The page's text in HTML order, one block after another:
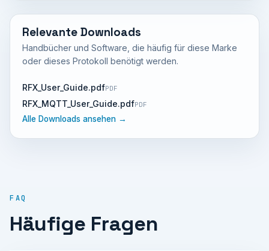
Relevante Downloads
Handbücher und Software, die häufig für diese Marke
oder dieses Protokoll benötigt werden.
RFX_User_Guide.pdfPDF
RFX_MQTT_User_Guide.pdfPDF
Alle Downloads ansehen →
FAQ
Häufige Fragen